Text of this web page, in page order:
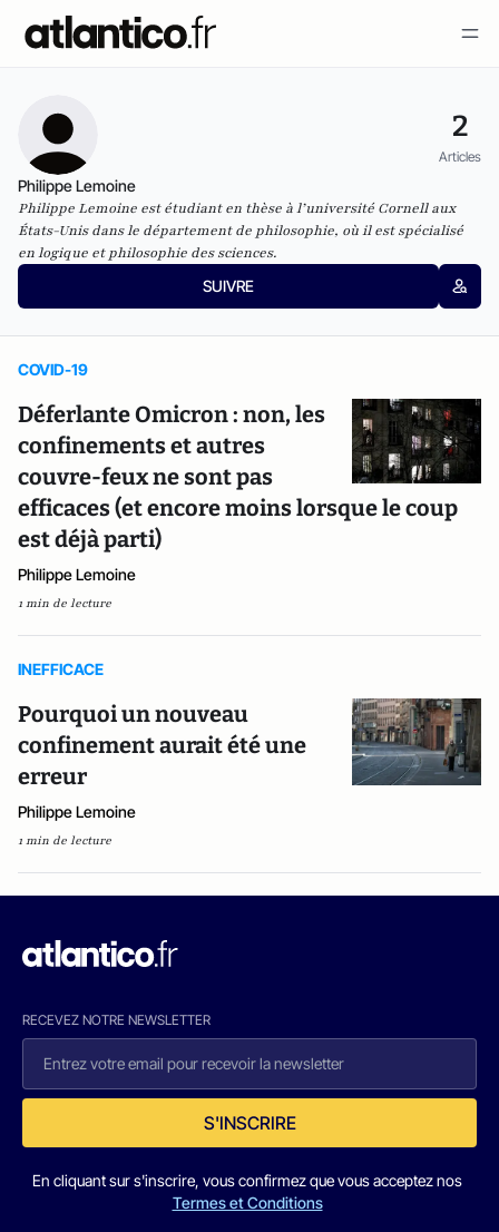
2
Articles
Philippe Lemoine
Philippe Lemoine est étudiant en thèse à l’université Cornell aux
États-Unis dans le département de philosophie, où il est spécialisé
en logique et philosophie des sciences.
SUIVRE
COVID-19
Déferlante Omicron : non, les
confinements et autres
couvre-feux ne sont pas
efficaces (et encore moins lorsque le coup
est déjà parti)
Philippe Lemoine
1 min de lecture
INEFFICACE
Pourquoi un nouveau
confinement aurait été une
erreur
Philippe Lemoine
1 min de lecture
RECEVEZ NOTRE NEWSLETTER
S'INSCRIRE
En cliquant sur s'inscrire, vous confirmez que vous acceptez nos
Termes et Conditions